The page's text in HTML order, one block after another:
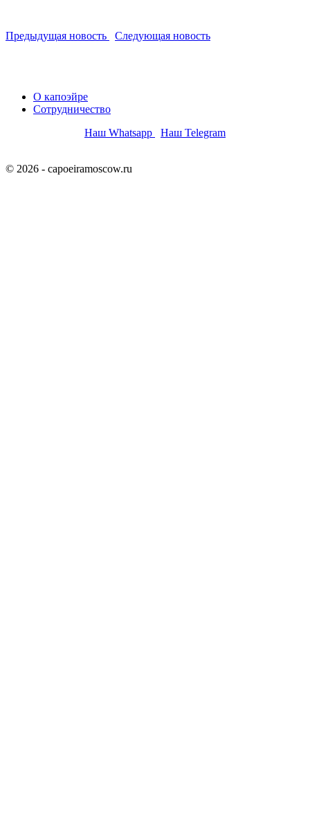
Предыдущая новость Следующая новость
О капоэйре
Сотрудничество
Наш Whatsapp
Наш Telegram
© 2026 - capoeiramoscow.ru